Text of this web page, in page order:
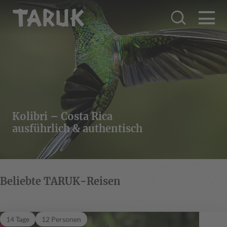
Kolibri – Costa Rica
ausführlich & authentisch
Beliebte TARUK-Reisen
14 Tage 12 Personen
Quetzal